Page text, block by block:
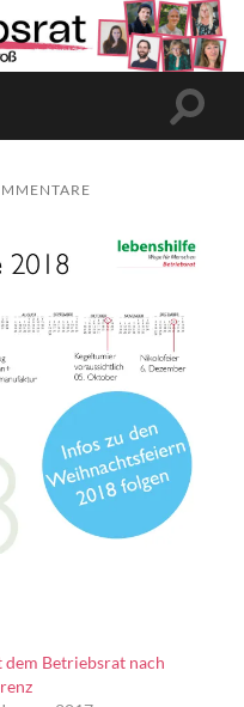
dem Betriebsrat nach